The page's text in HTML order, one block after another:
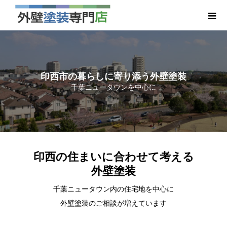
印西市の暮らしに寄り添う外壁塗装
千葉ニュータウンを中心に
印西の住まいに合わせて考える
外壁塗装
千葉ニュータウン内の住宅地を中心に
外壁塗装のご相談が増えています